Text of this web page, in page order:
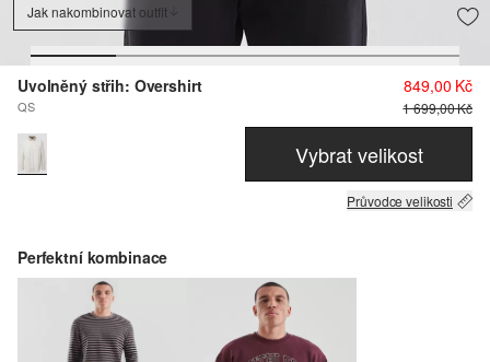
Jak nakombinovat outfit
Uvolněný střih: Overshirt
QS
849,00 Kč
1 699,00 Kč
Vybrat velikost
Průvodce velikosti
Perfektní kombinace